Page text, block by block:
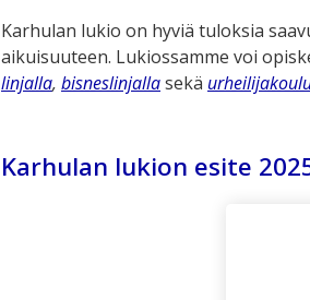
Karhulan lukio on hyviä tuloksia
aikuisuuteen. Lukiossamme voi
linjalla, bisneslinjallasekä
Karhulan lukion esite